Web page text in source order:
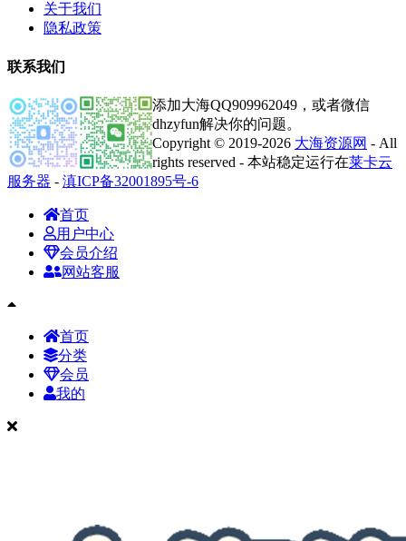
关于我们
隐私政策
联系我们
添加大海QQ909962049，或者微信
dhzyfun解决你的问题。
Copyright © 2019-2026 大海资源网 - All
rights reserved - 本站稳定运行在莱卡云
服务器 - 滇ICP备32001895号-6
首页
用户中心
会员介绍
网站客服
首页
分类
会员
我的